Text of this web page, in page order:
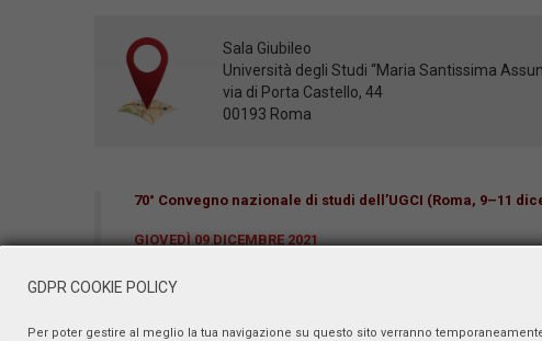
Sala Giubileo
Università degli Studi “Maria Santissima
via di Porta Castello, 44
00193 Roma
70° Convegno nazionale di studi dell’UGCI (Roma, 9–11
GIOVEDÌ 09 DICEMBRE 2021
Istituto Patristicum “Augustinianum”
GDPR COOKIE POLICY
Per poter gestire al meglio la tua navigazione su questo sito verranno